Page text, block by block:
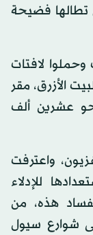
تطالها فضيحة
وحملوا لافتات
الأزرق، مقر
عشرين ألف
واعترفت
للإدلاء
هذه، من
متظاهر إلى شوارع سيول